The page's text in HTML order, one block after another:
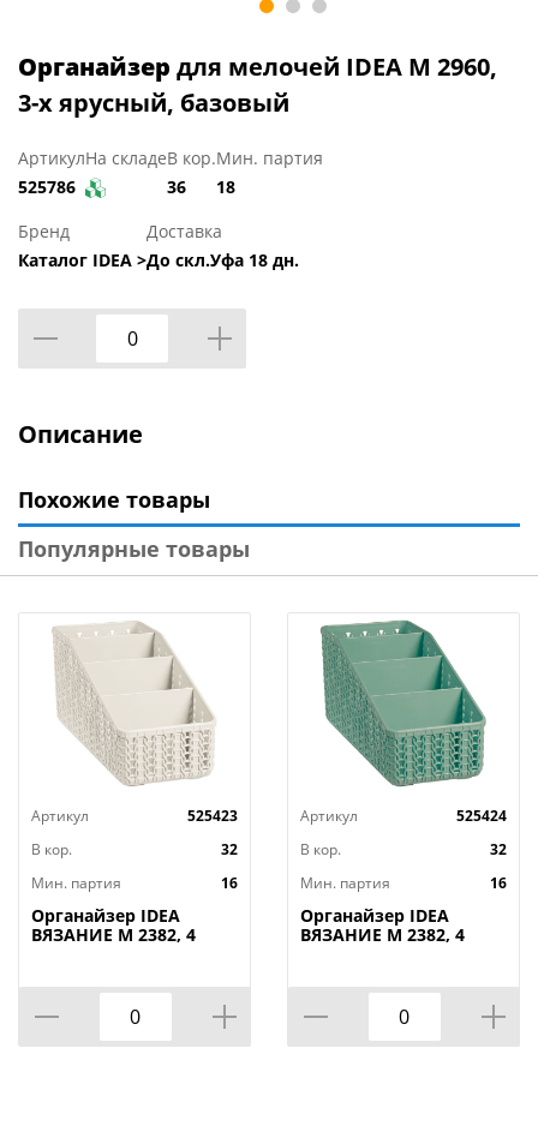
Органайзер для мелочей IDEA М 2960,
3-х ярусный, базовый
Артикул
525786
На складеВ кор.
36
Мин. партия
18
Бренд
Каталог IDEA >
Доставка
До скл.Уфа 18 дн.
Описание
Похожие товары
Популярные товары
Артикул
525423
В кор.
32
Мин. партия
16
Органайзер IDEA
ВЯЗАНИЕ М 2382, 4
Артикул
525424
В кор.
32
Мин. партия
16
Органайзер IDEA
ВЯЗАНИЕ М 2382, 4